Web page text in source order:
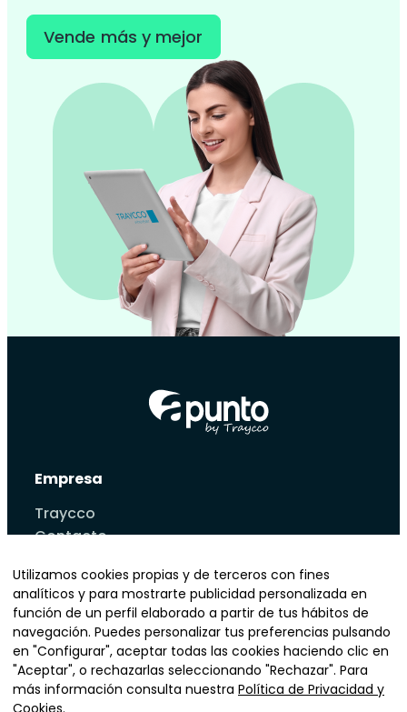
Vende más y mejor
Empresa
Traycco
Contacto
Casos de éxito
Blog
Servicios
Sectores
Teléfono
Email
Utilizamos cookies propias y de terceros con fines
analíticos y para mostrarte publicidad personalizada en
función de un perfil elaborado a partir de tus hábitos de
navegación. Puedes personalizar tus preferencias pulsando
en "Configurar", aceptar todas las cookies haciendo clic en
"Aceptar", o rechazarlas seleccionando "Rechazar". Para
más información consulta nuestra Política de Privacidad y
Cookies.